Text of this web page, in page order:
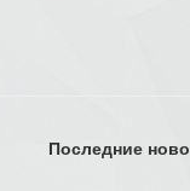
Последние